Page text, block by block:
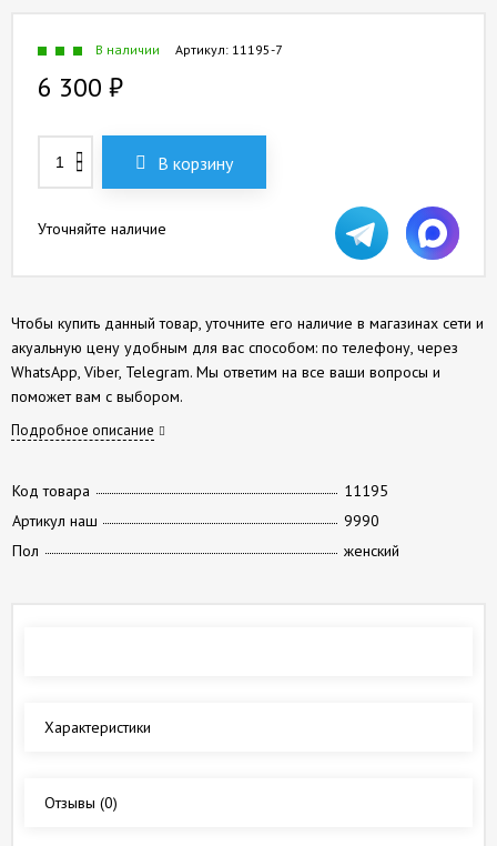
Чтобы купить данный товар, уточните его наличие в магазинах сети и
акуальную цену удобным для вас способом: по телефону, через
WhatsApp, Viber, Telegram. Мы ответим на все ваши вопросы и
поможет вам с выбором.
Подробное описание
Код товара
11195
Артикул наш
9990
Пол
женский
Артикул: 11195-7
В наличии
6 300 ₽
В корзину
Уточняйте наличие
Характеристики
Отзывы (0)